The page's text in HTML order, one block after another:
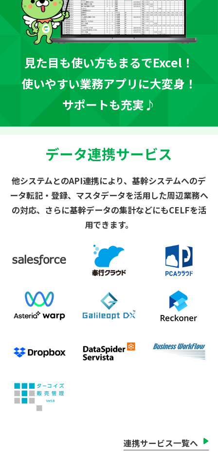
見た目も使い方もまるでExcel！
使いやすい業務アプリに大変身！
サポートも充実♪
データ連携サービス
他システムとのAPI連携により、基幹システムへのデ
ータ転記・登録、マスタデータを活用した周辺業務へ
の対応、 さらに基幹データの集計などにもCELFを活
用できます。
連携サービス一覧へ